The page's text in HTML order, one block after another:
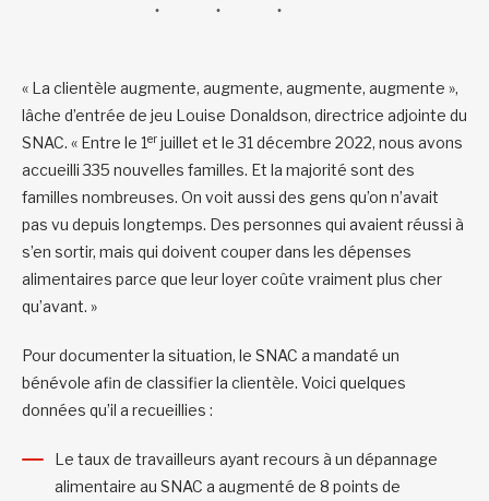
« La clientèle augmente, augmente, augmente, augmente »,
lâche d’entrée de jeu Louise Donaldson, directrice adjointe du
SNAC. « Entre le 1er juillet et le 31 décembre 2022, nous avons
accueilli 335 nouvelles familles. Et la majorité sont des
familles nombreuses. On voit aussi des gens qu’on n’avait
pas vu depuis longtemps. Des personnes qui avaient réussi à
s’en sortir, mais qui doivent couper dans les dépenses
alimentaires parce que leur loyer coûte vraiment plus cher
qu’avant. »
Pour documenter la situation, le SNAC a mandaté un
bénévole afin de classifier la clientèle. Voici quelques
données qu’il a recueillies :
Le taux de travailleurs ayant recours à un dépannage
alimentaire au SNAC a augmenté de 8 points de